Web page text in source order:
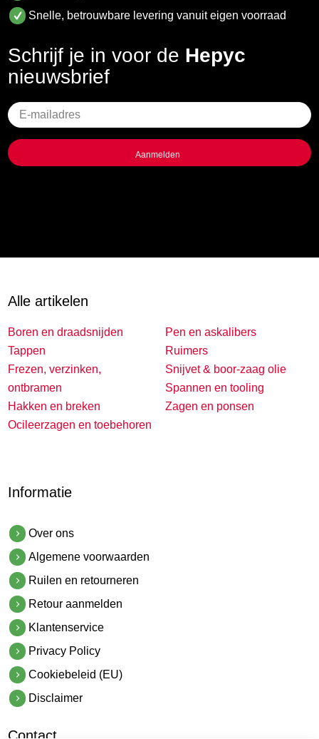
Snelle, betrouwbare levering vanuit eigen voorraad
Schrijf je in voor de Hepyc
nieuwsbrief
Geen
titel
Alle artikelen
Boren en draadsnijden
Tappen
Frezen, verzinken,
ontbramen
Hakken en breken
Ocileerzagen en toebehoren
Pen en askalibers
Ruimers
Snijvet & boor-zaag olie
Spannen en tooling
Zagen en ponsen
Informatie
Over ons
Algemene voorwaarden
Ruilen en retourneren
Retour aanmelden
Klantenservice
Privacy Policy
Cookiebeleid (EU)
Disclaimer
Contact